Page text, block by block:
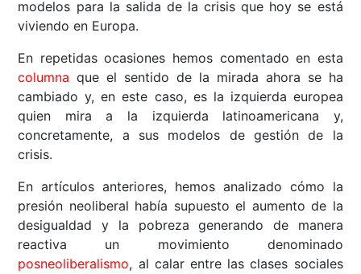
modelos para la salida de la crisis que hoy se está
viviendo en Europa.
En repetidas ocasiones hemos comentado en esta
columna que el sentido de la mirada ahora se ha
cambiado y, en este caso, es la izquierda europea
quien mira a la izquierda latinoamericana y,
concretamente, a sus modelos de gestión de la
crisis.
En artículos anteriores, hemos analizado cómo la
presión neoliberal había supuesto el aumento de la
desigualdad y la pobreza generando de manera
reactiva un movimiento denominado
posneoliberalismo, al calar entre las clases sociales